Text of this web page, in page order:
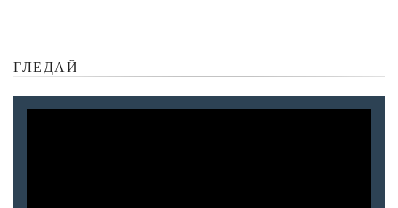
ГЛЕДАЙ